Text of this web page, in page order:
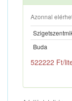
Azonnal
Buda
522222 Ft/